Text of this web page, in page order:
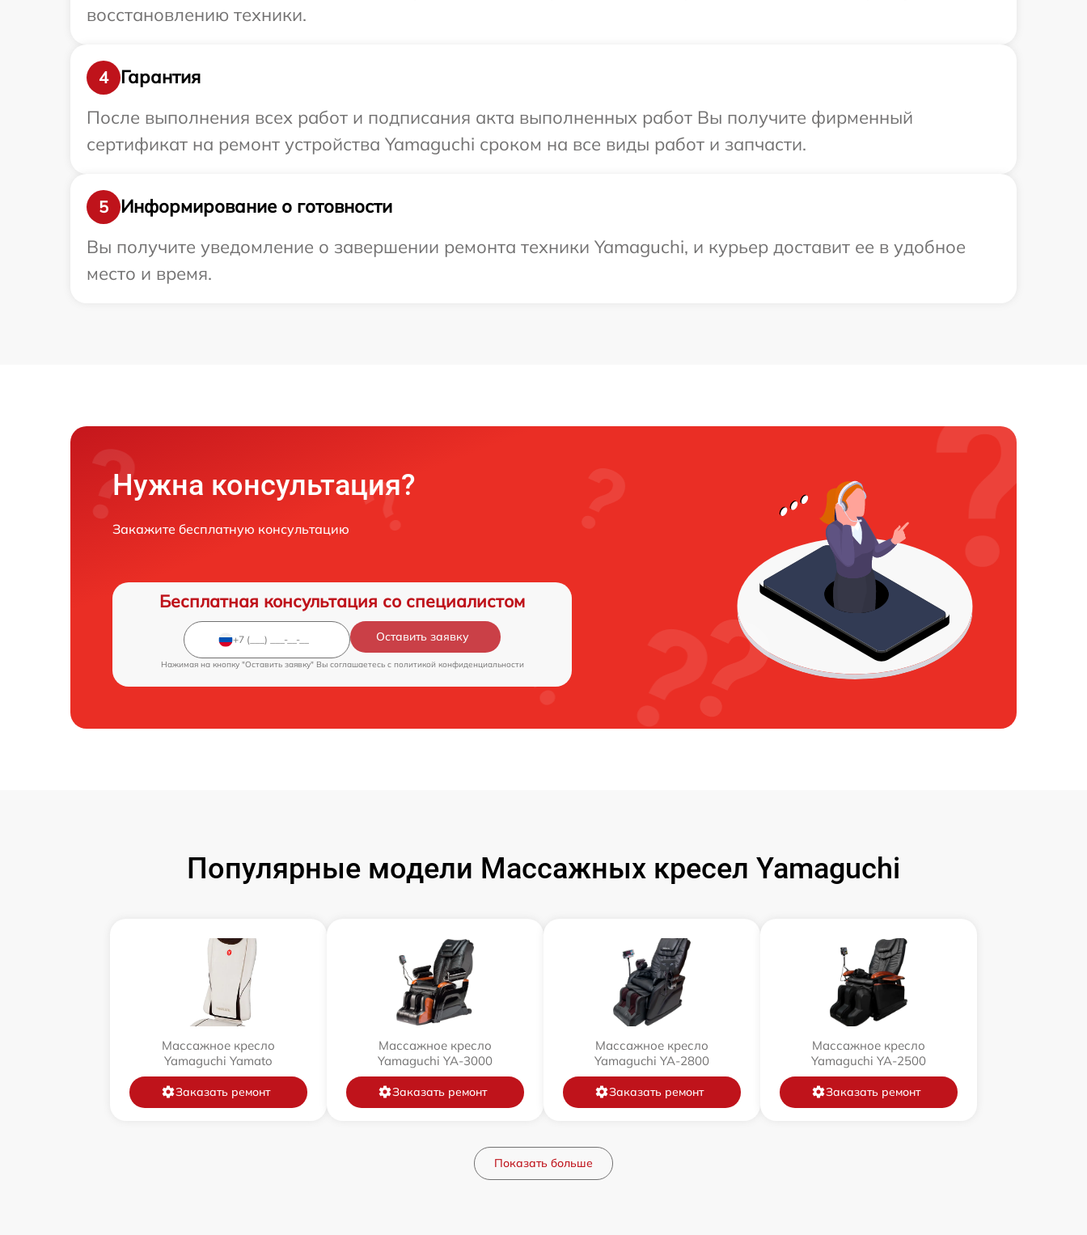
восстановлению техники.
4
Гарантия
После выполнения всех работ и подписания акта выполненных работ Вы получите фирменный
сертификат на ремонт устройства Yamaguchi сроком на все виды работ и запчасти.
5
Информирование о готовности
Вы получите уведомление о завершении ремонта техники Yamaguchi, и курьер доставит ее в удобное
место и время.
Нужна консультация?
Закажите бесплатную консультацию
Бесплатная консультация со специалистом
Оставить заявку
Нажимая на кнопку "Оставить заявку" Вы соглашаетесь c политикой конфиденциальности
Популярные модели Массажных кресел Yamaguchi
Массажное кресло
Yamaguchi Yamato
Заказать ремонт
Массажное кресло
Yamaguchi YA-3000
Заказать ремонт
Массажное кресло
Yamaguchi YA-2800
Заказать ремонт
Массажное кресло
Yamaguchi YA-2500
Заказать ремонт
Показать больше